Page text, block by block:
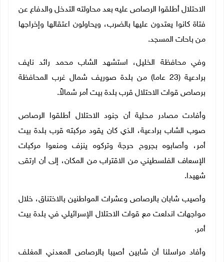
الاحتلال أطلقوا الرصاص عليه بعد محاولته التدخل والدفاع عن
فتاة كانوا يعتدون عليها بالضرب، ويحاولون اعتقالها وإخراجها
من باحات المسجد.
وفي محافظة الخليل، استشهد الشاب محمد رائد نايف
برادعية (23 عاما) من بلدة صوريف شمال غرب المحافظة
برصاص قوات الاحتلال قرب بلدة بيت أمر شمالاً.
وأفادت مصادر محلية أن جنود الاحتلال أطلقوا الرصاص
صوب الشاب برادعية، الذي كان يقود مركبته قرب بلدة بيت
أمر، وأصابوه بجروح حرجة وتركوه ينزف ومنعوا مركبات
الإسعاف الفلسطيني من الاقتراب من المكان، إلى أن ارتقى
شهيدا.
وأصيب شابان بالرصاص وعشرات المواطنين بالاختناق، خلال
مواجهات اندلعت مع قوات الاحتلال الإسرائيلي في بلدة بيت
أمر.
وأفاد مراسلنا أن شابين أصيبا بالرصاص المعدني المغلف